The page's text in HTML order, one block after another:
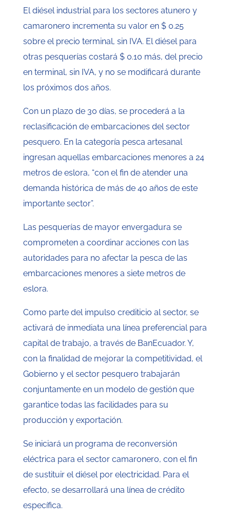
El diésel industrial para los sectores atunero y
camaronero incrementa su valor en $ 0.25
sobre el precio terminal, sin IVA. El diésel para
otras pesquerías costará $ 0.10 más, del precio
en terminal, sin IVA, y no se modificará durante
los próximos dos años.
Con un plazo de 30 días, se procederá a la
reclasificación de embarcaciones del sector
pesquero. En la categoría pesca artesanal
ingresan aquellas embarcaciones menores a 24
metros de eslora, “con el fin de atender una
demanda histórica de más de 40 años de este
importante sector”.
Las pesquerías de mayor envergadura se
comprometen a coordinar acciones con las
autoridades para no afectar la pesca de las
embarcaciones menores a siete metros de
eslora.
Como parte del impulso crediticio al sector, se
activará de inmediata una línea preferencial para
capital de trabajo, a través de BanEcuador. Y,
con la finalidad de mejorar la competitividad, el
Gobierno y el sector pesquero trabajarán
conjuntamente en un modelo de gestión que
garantice todas las facilidades para su
producción y exportación.
Se iniciará un programa de reconversión
eléctrica para el sector camaronero, con el fin
de sustituir el diésel por electricidad. Para el
efecto, se desarrollará una línea de crédito
específica.